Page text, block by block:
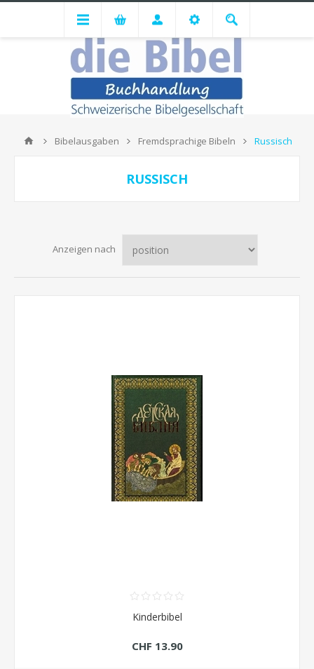
Bibelausgaben Fremdsprachige Bibeln Russisch
RUSSISCH
Anzeigen nach
Kinderbibel
CHF 13.90